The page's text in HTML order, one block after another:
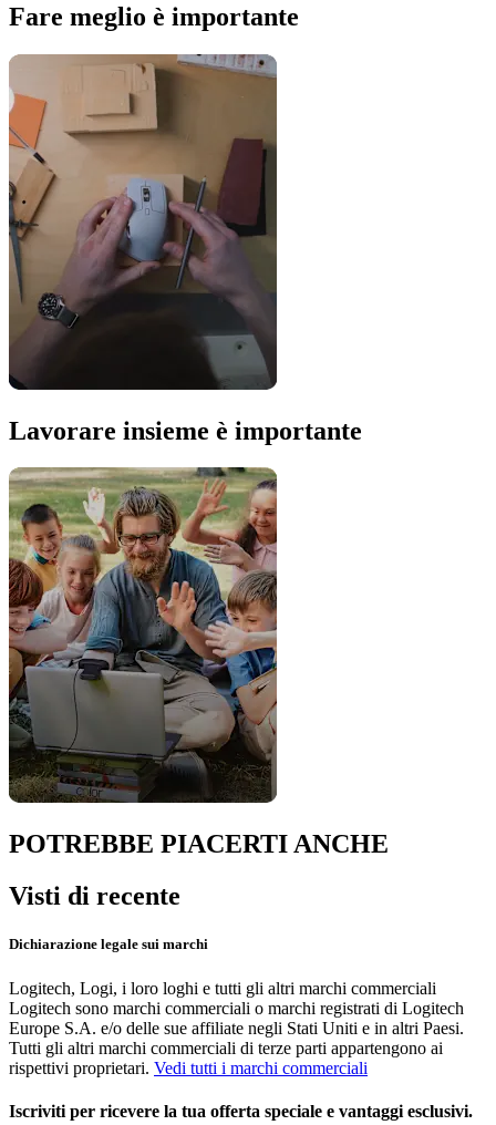
Fare meglio è importante
Lavorare insieme è importante
POTREBBE PIACERTI ANCHE
Visti di recente
Dichiarazione legale sui marchi
Logitech, Logi, i loro loghi e tutti gli altri marchi commerciali
Logitech sono marchi commerciali o marchi registrati di Logitech
Europe S.A. e/o delle sue affiliate negli Stati Uniti e in altri Paesi.
Tutti gli altri marchi commerciali di terze parti appartengono ai
rispettivi proprietari. Vedi tutti i marchi commerciali
Iscriviti per ricevere la tua offerta speciale e vantaggi esclusivi.